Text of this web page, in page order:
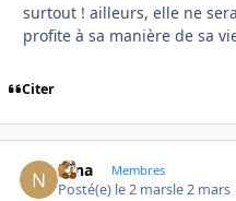
surtout ! ailleurs, elle ne
profite à sa manière de sa
Citer
Nina Membres
Posté(e) le 2 marsle 2 mars